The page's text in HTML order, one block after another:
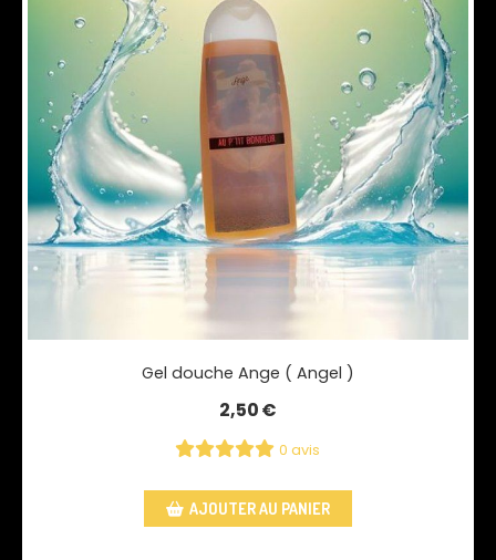
Gel douche Ange ( Angel )
2,50€
0 avis
AJOUTER AU PANIER